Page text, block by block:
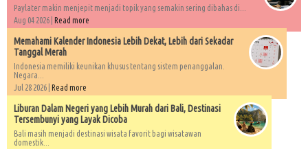
Paylater makin menjepit menjadi topik yang semakin sering dibahas di...
Aug 04 2026 | Read more
Memahami Kalender Indonesia Lebih Dekat, Lebih dari Sekadar
Tanggal Merah
Indonesia memiliki keunikan khusus tentang sistem penanggalan.
Negara...
Jul 28 2026 | Read more
Liburan Dalam Negeri yang Lebih Murah dari Bali, Destinasi
Tersembunyi yang Layak Dicoba
Bali masih menjadi destinasi wisata favorit bagi wisatawan
domestik...